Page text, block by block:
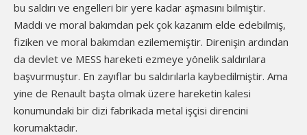
bu saldırı ve engelleri bir yere kadar aşmasını bilmiştir.
Maddi ve moral bakımdan pek çok kazanım elde edebilmiş,
fiziken ve moral bakımdan ezilememiştir. Direnişin ardından
da devlet ve MESS hareketi ezmeye yönelik saldırılara
başvurmuştur. En zayıflar bu saldırılarla kaybedilmiştir. Ama
yine de Renault başta olmak üzere hareketin kalesi
konumundaki bir dizi fabrikada metal işçisi direncini
korumaktadır.